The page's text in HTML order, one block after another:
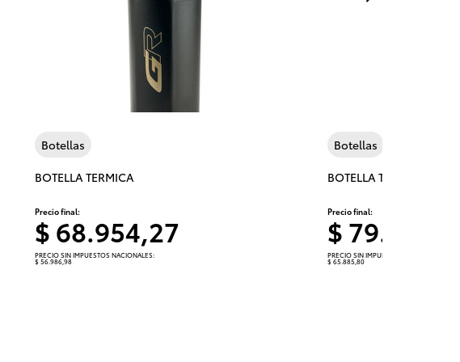
Botellas
BOTELLA TERMICA
Precio final:
$ 68.954,27
PRECIO SIN IMPUESTOS NACIONALES:
$ 56.986,98
Botellas
BOTELLA TERMICA
Precio final:
$
PRECIO SIN IMPUESTOS NACIONALES:
$ 65.885,80